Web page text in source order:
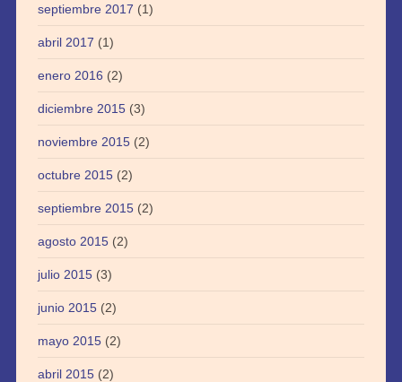
septiembre 2017 (1)
abril 2017 (1)
enero 2016 (2)
diciembre 2015(3)
noviembre 2015(2)
octubre 2015(2)
septiembre 2015(2)
agosto 2015(2)
julio 2015(3)
junio 2015(2)
mayo 2015(2)
abril 2015(2)